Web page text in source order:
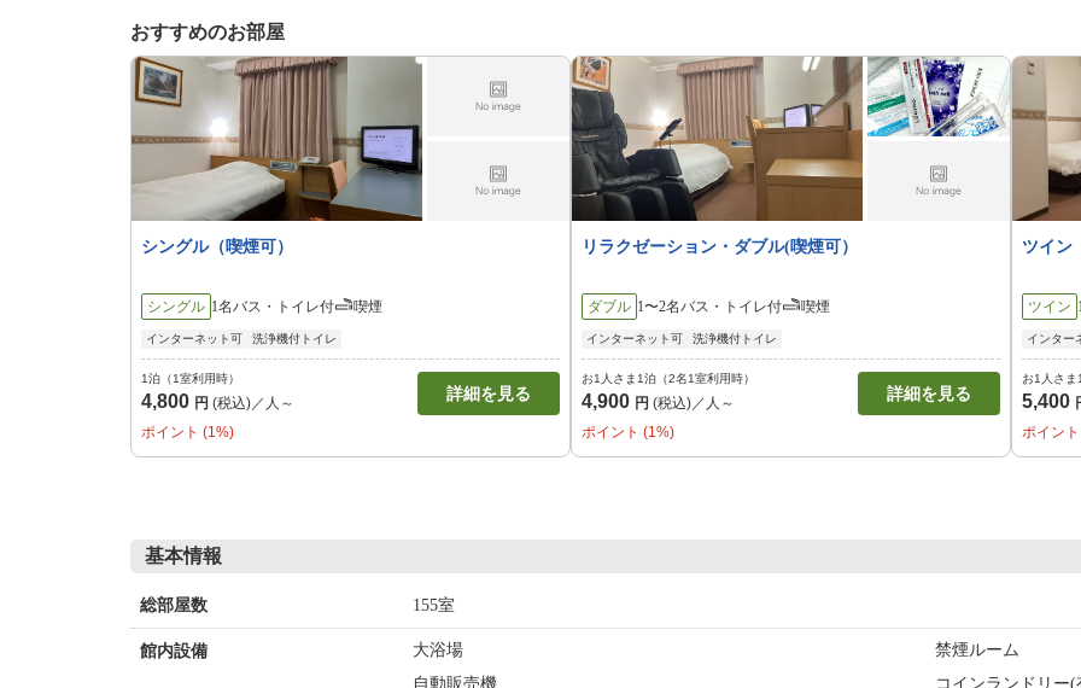
おすすめのお部屋
シングル（喫煙可）
シングル 1名バス・トイレ付 喫煙
インターネット可 洗浄機付トイレ
1泊（1室利用時）
4,800 円 (税込)／人～ 詳細を見る
ポイント (1%)
リラクゼーション・ダブル(喫煙可）
ダブル 1〜2名バス・トイレ付 喫煙
インターネット可 洗浄機付トイレ
お1人さま1泊（2名1室利用時）
4,900 円 (税込)／人～ 詳細を見る
ポイント (1%)
ツイン
ツイン
インター
お1人さま
5,400
ポイン
基本情報
総部屋数 155室
館内設備 大浴場
禁煙ルーム
自動販売機
コインランドリー(